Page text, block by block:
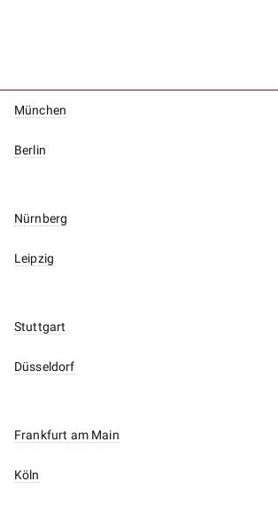
München
Berlin
Nürnberg
Leipzig
Stuttgart
Düsseldorf
Frankfurt am Main
Köln